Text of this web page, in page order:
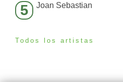
5 Joan Sebastian
Todos los artistas